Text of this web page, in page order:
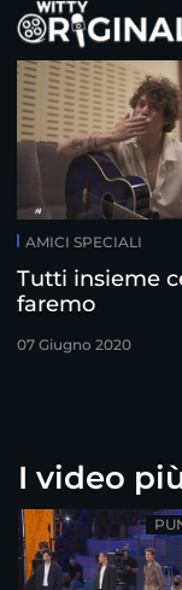
AMICI SPECIALI
Tutti insieme
faremo
07 Giugno 2020
I video